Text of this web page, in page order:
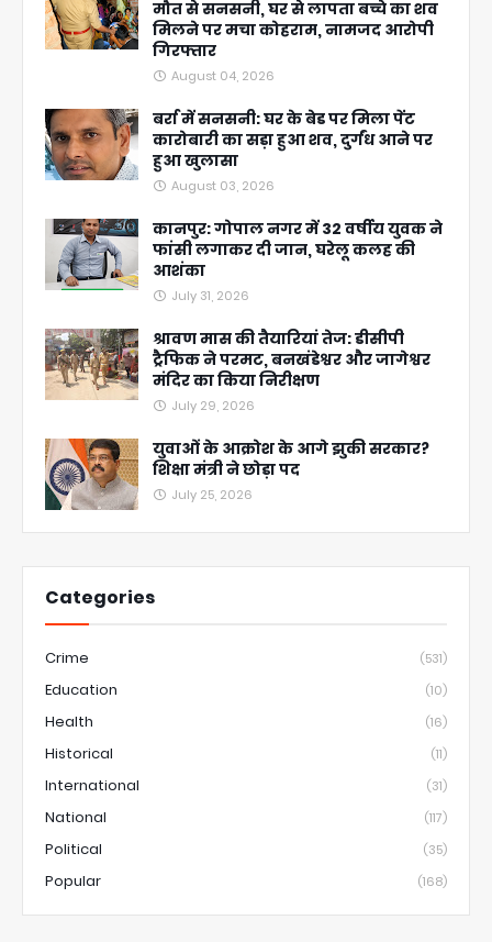
मौत से सनसनी, घर से लापता बच्चे का शव
मिलने पर मचा कोहराम, नामजद आरोपी
गिरफ्तार
August 04, 2026
बर्रा में सनसनी: घर के बेड पर मिला पेंट
कारोबारी का सड़ा हुआ शव, दुर्गंध आने पर
हुआ खुलासा
August 03, 2026
कानपुर: गोपाल नगर में 32 वर्षीय युवक ने
फांसी लगाकर दी जान, घरेलू कलह की
आशंका
July 31, 2026
श्रावण मास की तैयारियां तेज: डीसीपी
ट्रैफिक ने परमट, बनखंडेश्वर और जागेश्वर
मंदिर का किया निरीक्षण
July 29, 2026
युवाओं के आक्रोश के आगे झुकी सरकार?
शिक्षा मंत्री ने छोड़ा पद
July 25, 2026
Categories
Crime (531)
Education (10)
Health (16)
Historical (11)
International (31)
National (117)
Political (35)
Popular (168)